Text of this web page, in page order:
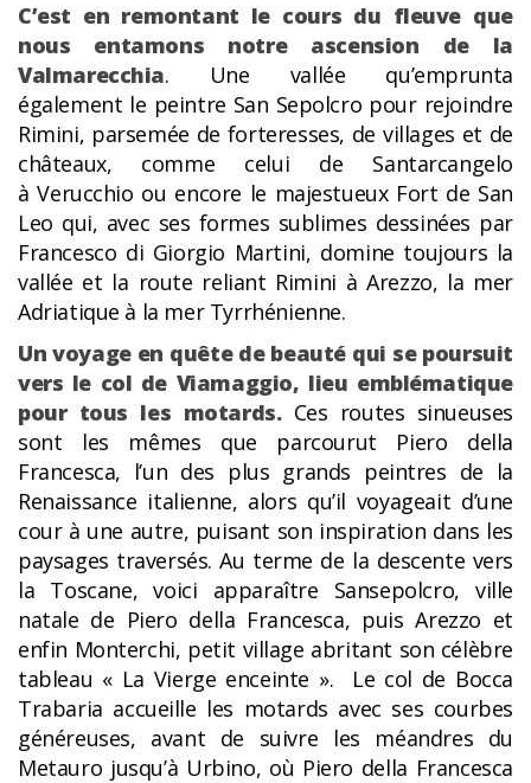
C’est en remontant le cours du fleuve que
nous entamons notre ascension de la
Valmarecchia. Une vallée qu’emprunta
également le peintre San Sepolcro pour rejoindre
Rimini, parsemée de forteresses, de villages et de
châteaux, comme celui de Santarcangelo
à Verucchio ou encore le majestueux Fort de San
Leo qui, avec ses formes sublimes dessinées par
Francesco di Giorgio Martini, domine toujours la
vallée et la route reliant Rimini à Arezzo, la mer
Adriatique à la mer Tyrrhénienne.
Un voyage en quête de beauté qui se poursuit
vers le col de Viamaggio, lieu emblématique
pour tous les motards. Ces routes sinueuses
sont les mêmes que parcourut Piero della
Francesca, l’un des plus grands peintres de la
Renaissance italienne, alors qu’il voyageait d’une
cour à une autre, puisant son inspiration dans les
paysages traversés. Au terme de la descente vers
la Toscane, voici apparaître Sansepolcro, ville
natale de Piero della Francesca, puis Arezzo et
enfin Monterchi, petit village abritant son célèbre
tableau « La Vierge enceinte ». Le col de Bocca
Trabaria accueille les motards avec ses courbes
généreuses, avant de suivre les méandres du
Metauro jusqu’à Urbino, où Piero della Francesca